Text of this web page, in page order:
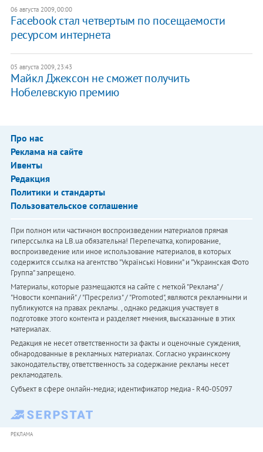
06 августа 2009, 00:00
Facebook стал четвертым по посещаемости
ресурсом интернета
05 августа 2009, 23:43
Майкл Джексон не сможет получить
Нобелевскую премию
Про нас
Реклама на сайте
Ивенты
Редакция
Политики и стандарты
Пользовательское соглашение
При полном или частичном воспроизведении материалов прямая
гиперссылка на LB.ua обязательна! Перепечатка, копирование,
воспроизведение или иное использование материалов, в которых
содержится ссылка на агентство "Українськi Новини" и "Украинская Фото
Группа" запрещено.
Материалы, которые размещаются на сайте с меткой "Реклама" /
"Новости компаний" / "Пресрелиз" / "Promoted", являются рекламными и
публикуются на правах рекламы. , однако редакция участвует в
подготовке этого контента и разделяет мнения, высказанные в этих
материалах.
Редакция не несет ответственности за факты и оценочные суждения,
обнародованные в рекламных материалах. Согласно украинскому
законодательству, ответственность за содержание рекламы несет
рекламодатель.
Субъект в сфере онлайн-медиа; идентификатор медиа - R40-05097
РЕКЛАМА